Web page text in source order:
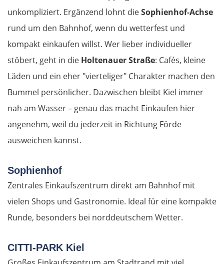
unkompliziert. Ergänzend lohnt dieSophienhof-Achse
rund um den Bahnhof, wenn du wetterfest und
kompakt einkaufen willst. Wer lieber individueller
stöbert, geht in die Holtenauer Straße: Cafés, kleine
Läden und ein eher "vierteliger" Charakter machen den
Bummel persönlicher. Dazwischen bleibt Kiel immer
nah am Wasser – genau das macht Einkaufen hier
angenehm, weil du jederzeit in Richtung Förde
ausweichen kannst.
Sophienhof
Zentrales Einkaufszentrum direkt am Bahnhof mit
vielen Shops und Gastronomie. Ideal für eine kompakte
Runde, besonders bei norddeutschem Wetter.
CITTI-PARK Kiel